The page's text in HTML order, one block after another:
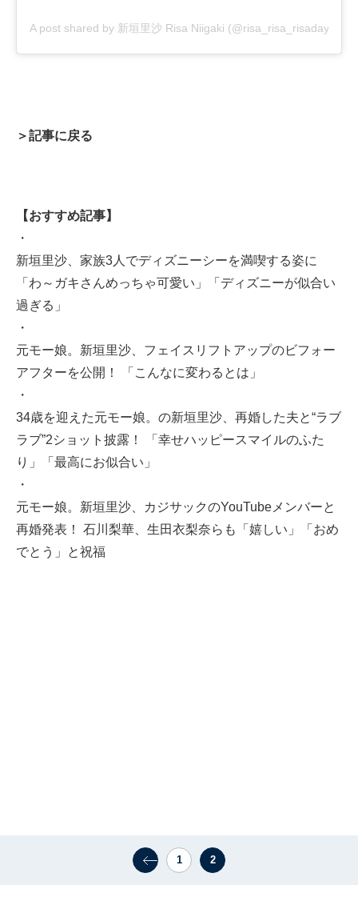
A post shared by 新垣里沙 Risa Niigaki (@risa_risa_risadayo)
＞記事に戻る
【おすすめ記事】
・
新垣里沙、家族3人でディズニーシーを満喫する姿に
「わ～ガキさんめっちゃ可愛い」「ディズニーが似合い
過ぎる」
・
元モー娘。新垣里沙、フェイスリフトアップのビフォー
アフターを公開！ 「こんなに変わるとは」
・
34歳を迎えた元モー娘。の新垣里沙、再婚した夫と“ラブ
ラブ”2ショット披露！ 「幸せハッピースマイルのふた
り」「最高にお似合い」
・
元モー娘。新垣里沙、カジサックのYouTubeメンバーと
再婚発表！ 石川梨華、生田衣梨奈らも「嬉しい」「おめ
でとう」と祝福
1 2